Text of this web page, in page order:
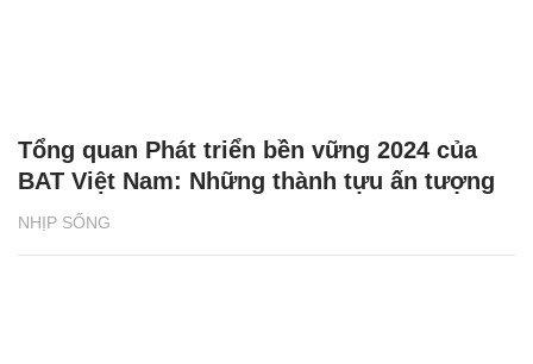
NHỊP SỐNG
Tổng quan Phát triển bền vững 2024 của
BAT Việt Nam: Những thành tựu ấn tượng